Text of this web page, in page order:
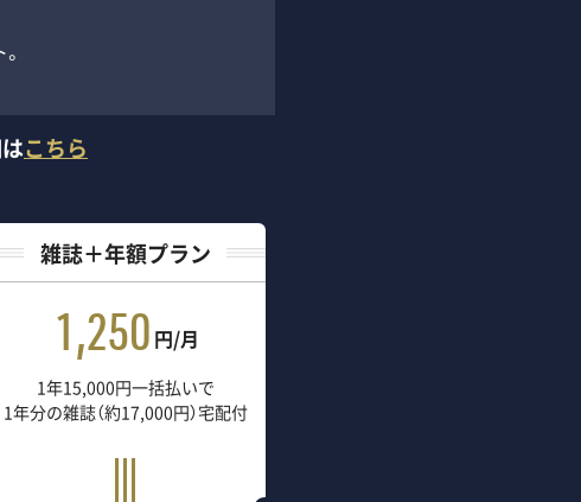
こちら
雑誌＋年額プラン
1,250 円/月
1年15,000円一括払いで
1年分の雑誌（約17,000円）宅配付